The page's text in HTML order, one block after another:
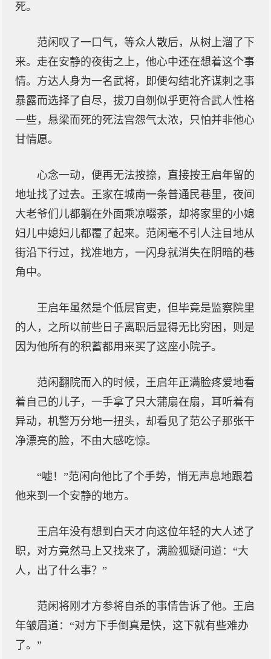
死。
范闲叹了一口气，等众人散后，从树上溜了下
来。走在安静的夜街之上，他心中还在想着这个事
情。方达人身为一名武将，即便勾结北齐谋刺之事
暴露而选择了自尽，拔刀自刎似乎更符合武人性格
一些，悬梁而死的死法宫怨气太浓，只怕并非他心
甘情愿。
心念一动，便再无法按捺，直接按王启年留的
地址找了过去。王家在城南一条普通民巷里，夜间
大老爷们儿都躺在外面乘凉啜茶，却将家里的小媳
妇儿中媳妇儿都覆了起来。范闲毫不引人注目地从
街沿下行过，找准地方，一闪身就消失在阴暗的巷
角中。
王启年虽然是个低层官吏，但毕竟是监察院里
的人，之所以前些日子离职后显得无比穷困，则是
因为他所有的积蓄都用来买了这座小院子。
范闲翻院而入的时候，王启年正满脸疼爱地看
着自己的儿子，一手拿了只大蒲扇在扇，耳听着有
异动，机警万分地一扭头，却看见了范公子那张干
净漂亮的脸，不由大感吃惊。
“嘘！”范闲向他比了个手势，悄无声息地跟着
他来到一个安静的地方。
王启年没有想到白天才向这位年轻的大人述了
职，对方竟然马上又找来了，满脸狐疑问道：“大
人，出了什么事？”
范闲将刚才方参将自杀的事情告诉了他。王启
年皱眉道：“对方下手倒真是快，这下就有些难办
了。”